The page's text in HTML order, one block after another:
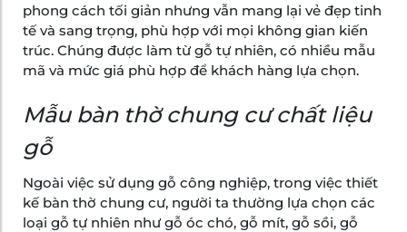
phong cách tối giản nhưng vẫn mang lại vẻ đẹp tinh
tế và sang trọng, phù hợp với mọi không gian kiến
trúc. Chúng được làm từ gỗ tự nhiên, có nhiều mẫu
mã và mức giá phù hợp để khách hàng lựa chọn.
Mẫu bàn thờ chung cư chất liệu
gỗ
Ngoài việc sử dụng gỗ công nghiệp, trong việc thiết
kế bàn thờ chung cư, người ta thường lựa chọn các
loại gỗ tự nhiên như gỗ óc chó, gỗ mít, gỗ sồi, gỗ